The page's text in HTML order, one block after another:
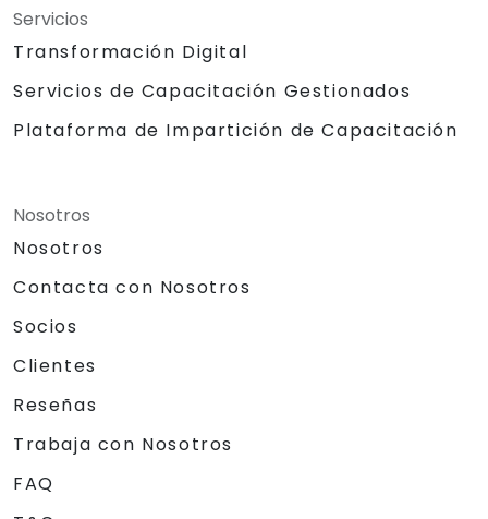
Servicios
Transformación Digital
Servicios de Capacitación Gestionados
Plataforma de Impartición de Capacitación
Nosotros
Nosotros
Contacta con Nosotros
Socios
Clientes
Reseñas
Trabaja con Nosotros
FAQ